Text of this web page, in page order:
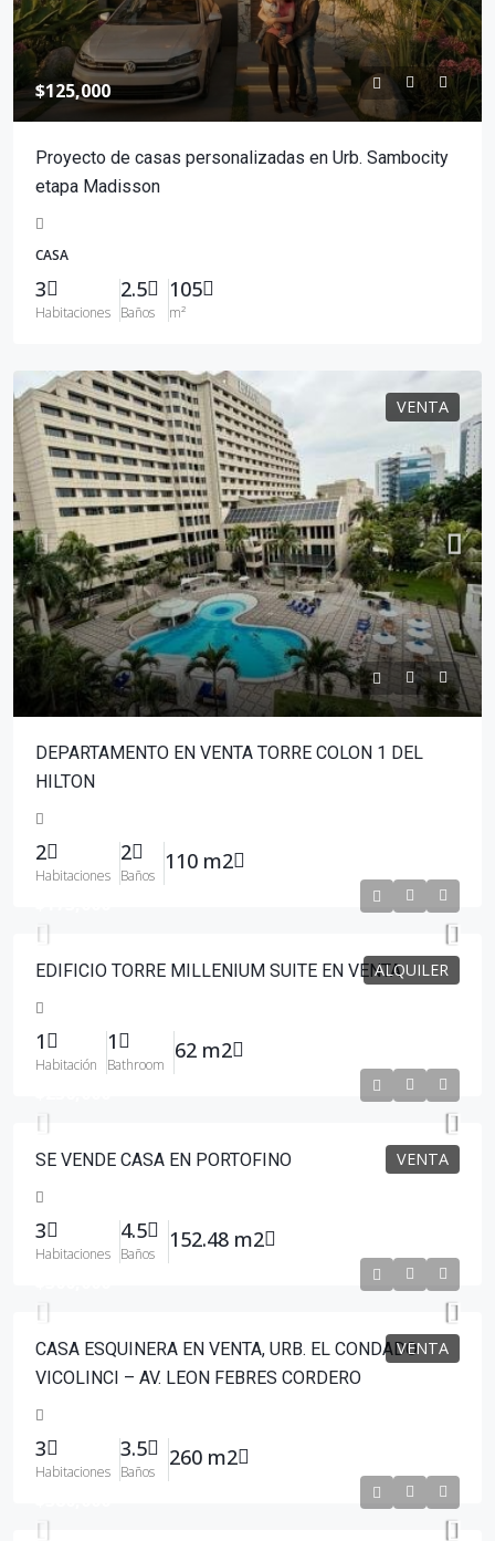
$125,000
Proyecto de casas personalizadas en Urb. Sambocity
etapa Madisson
CASA
3
Habitaciones
2.5
Baños
105
m²
VENTA
DEPARTAMENTO EN VENTA TORRE COLON 1 DEL
HILTON
2
Habitaciones
2
Baños
110 m2
ALQUILER
EDIFICIO TORRE MILLENIUM SUITE EN VENTA
1
Habitación
1
Bathroom
62 m2
VENTA
SE VENDE CASA EN PORTOFINO
3
Habitaciones
4.5
Baños
152.48 m2
VENTA
CASA ESQUINERA EN VENTA, URB. EL CONDADO
VICOLINCI – AV. LEON FEBRES CORDERO
3
Habitaciones
3.5
Baños
260 m2